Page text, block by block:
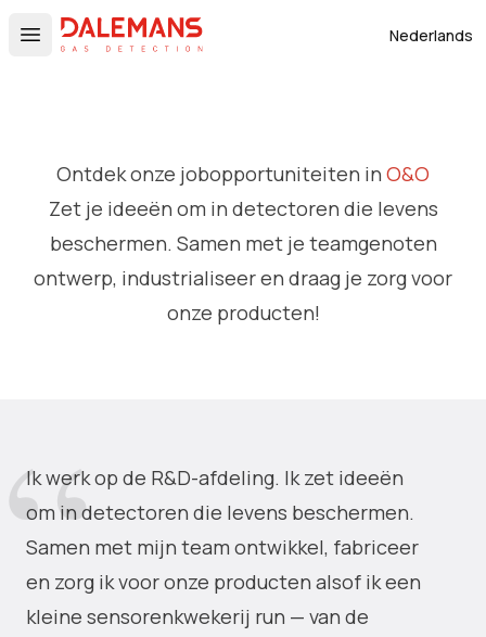
Open main menu
DALEMANS Nederlands
Ontdek onze jobopportuniteiten in O&O
Zet je ideeën om in detectoren die levens
beschermen. Samen met je teamgenoten
ontwerp, industrialiseer en draag je zorg voor
onze producten!
Ik werk op de R&D-afdeling. Ik zet ideeën
om in detectoren die levens beschermen.
Samen met mijn team ontwikkel, fabriceer
en zorg ik voor onze producten alsof ik een
kleine sensorenkwekerij run — van de